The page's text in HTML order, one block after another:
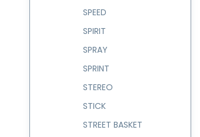
SPEED
SPIRIT
SPRAY
SPRINT
STEREO
STICK
STREET BASKET